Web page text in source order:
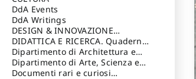
DdA Events
DdA Writings
DESIGN & INNOVAZIONE
TECNOLOGICAa cura di: Vallicelli
Andrea
DIDATTICA E RICERCA. Quaderni
della Scuola
Dipartimento di Architettura e
Analisi della Città Mediterranea
Dipartimento di Arte, Scienza e
Tecnica del Costuire
Documenti rari e curiosi